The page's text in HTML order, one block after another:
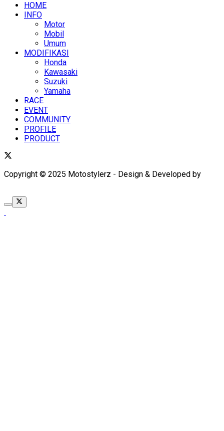
HOME
INFO
Motor
Mobil
Umum
MODIFIKASI
Honda
Kawasaki
Suzuki
Yamaha
RACE
EVENT
COMMUNITY
PROFILE
PRODUCT
Copyright © 2025 Motostylerz - Design & Developed by